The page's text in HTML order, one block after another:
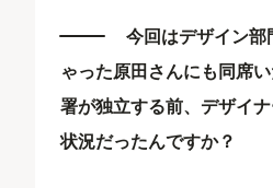
今回はデザイン
ゃった原田さんにも同席
署が独立する前、デザイ
状況だったんですか？